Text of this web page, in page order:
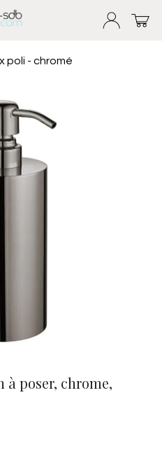
poli - chromé
poser, chrome,